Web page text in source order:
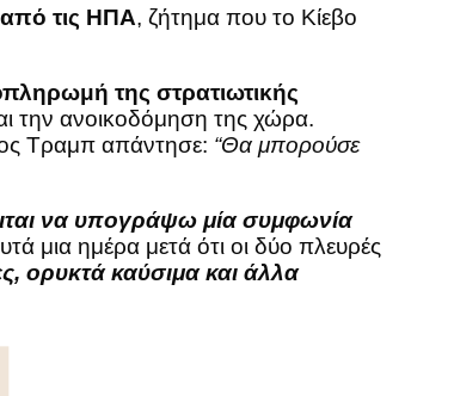
τις ΗΠΑ, ζήτημα που το Κίεβο
της στρατιωτικής
την ανοικοδόμηση της χώρα.
Τραμπ απάντησε: “Θα μπορούσε
να υπογράψω μία συμφωνία
μια ημέρα μετά ότι οι δύο πλευρές
ορυκτά καύσιμα και άλλα